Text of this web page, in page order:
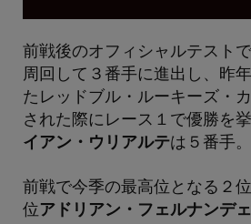
前戦後のオフィシャルテスト
周回して３番手に進出し、昨
たレッドブル・ルーキーズ・
された際にレース１で優勝を
イアン・ウリアルテは５番手。
前戦で今季の最高位となる２
位アドリアン・フェルナンデ